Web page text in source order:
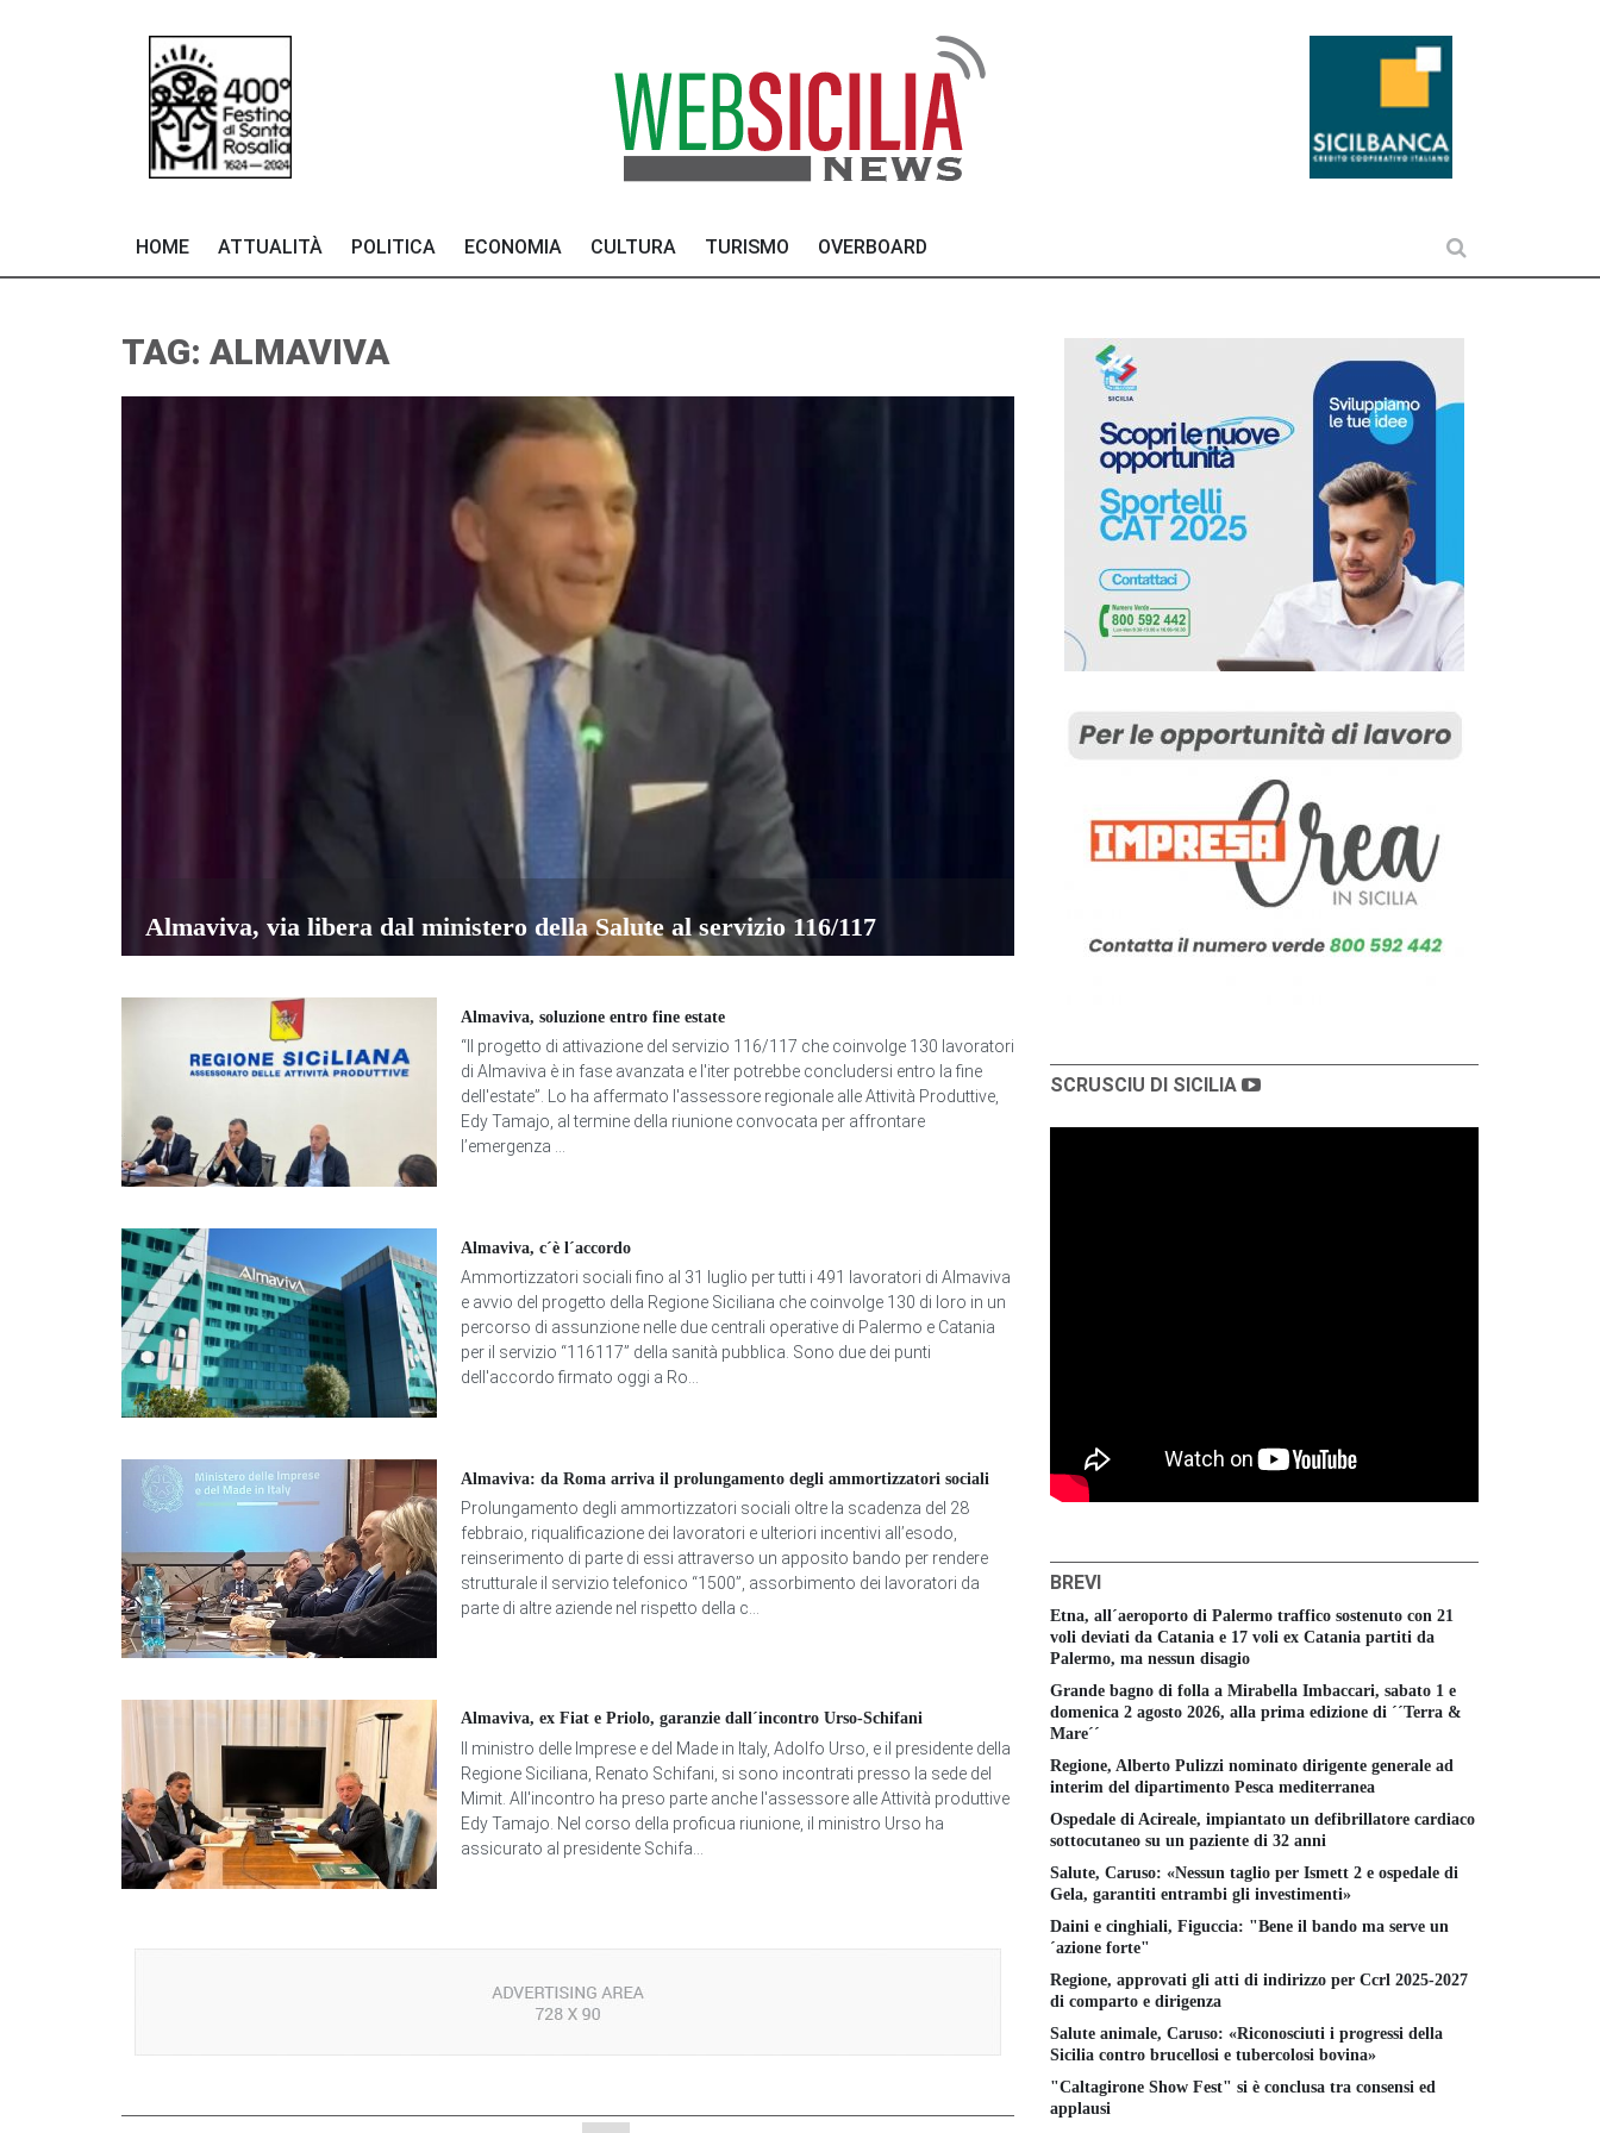
HOME ATTUALITÀ POLITICA ECONOMIA CULTURA TURISMO OVERBOARD
TAG: ALMAVIVA
Almaviva, via libera dal ministero della Salute al servizio 116/117
Almaviva, soluzione entro fine estate
“Il progetto di attivazione del servizio 116/117 che coinvolge 130 lavoratori
di Almaviva è in fase avanzata e l'iter potrebbe concludersi entro la fine
dell'estate”. Lo ha affermato l'assessore regionale alle Attività Produttive,
Edy Tamajo, al termine della riunione convocata per affrontare
l’emergenza ...
Almaviva, c´è l´accordo
Ammortizzatori sociali fino al 31 luglio per tutti i 491 lavoratori di Almaviva
e avvio del progetto della Regione Siciliana che coinvolge 130 di loro in un
percorso di assunzione nelle due centrali operative di Palermo e Catania
per il servizio “116117” della sanità pubblica. Sono due dei punti
dell'accordo firmato oggi a Ro...
Almaviva: da Roma arriva il prolungamento degli ammortizzatori sociali
Prolungamento degli ammortizzatori sociali oltre la scadenza del 28
febbraio, riqualificazione dei lavoratori e ulteriori incentivi all’esodo,
reinserimento di parte di essi attraverso un apposito bando per rendere
strutturale il servizio telefonico “1500”, assorbimento dei lavoratori da
parte di altre aziende nel rispetto della c...
Almaviva, ex Fiat e Priolo, garanzie dall´incontro Urso-Schifani
Il ministro delle Imprese e del Made in Italy, Adolfo Urso, e il presidente della
Regione Siciliana, Renato Schifani, si sono incontrati presso la sede del
Mimit. All'incontro ha preso parte anche l'assessore alle Attività produttive
Edy Tamajo. Nel corso della proficua riunione, il ministro Urso ha
assicurato al presidente Schifa...
SCRUSCIU DI SICILIA
BREVI
Etna, all´aeroporto di Palermo traffico sostenuto con 21
voli deviati da Catania e 17 voli ex Catania partiti da
Palermo, ma nessun disagio
Grande bagno di folla a Mirabella Imbaccari, sabato 1 e
domenica 2 agosto 2026, alla prima edizione di ´´Terra &
Mare´´
Regione, Alberto Pulizzi nominato dirigente generale ad
interim del dipartimento Pesca mediterranea
Ospedale di Acireale, impiantato un defibrillatore cardiaco
sottocutaneo su un paziente di 32 anni
Salute, Caruso: «Nessun taglio per Ismett 2 e ospedale di
Gela, garantiti entrambi gli investimenti»
Daini e cinghiali, Figuccia: "Bene il bando ma serve un
´azione forte"
Regione, approvati gli atti di indirizzo per Ccrl 2025-2027
di comparto e dirigenza
Salute animale, Caruso: «Riconosciuti i progressi della
Sicilia contro brucellosi e tubercolosi bovina»
"Caltagirone Show Fest" si è conclusa tra consensi ed
applausi